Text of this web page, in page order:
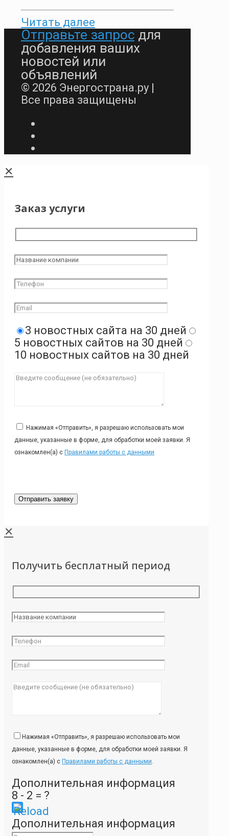
Читать далее
Отправьте запрос для
добавления ваших
новостей или
объявлений
© 2026 Энергострана.ру |
Все права защищены
✕
Заказ услуги
3 новостных сайта на 30 дней
5 новостных сайтов на 30 дней
10 новостных сайтов на 30 дней
Нажимая «Отправить», я разрешаю использовать мои
данные, указанные в форме, для обработки моей заявки. Я
ознакомлен(а) с Правилами работы с данными
✕
Получить бесплатный период
Нажимая «Отправить», я разрешаю использовать мои
данные, указанные в форме, для обработки моей заявки. Я
ознакомлен(а) с Правилами работы с данными.
Дополнительная информация
8 - 2 = ?
Please
Дополнительная информация